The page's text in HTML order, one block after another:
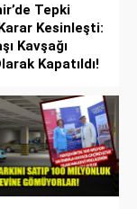
Tepki
Kesinleşti:
Kavşağı
Kapatıldı!